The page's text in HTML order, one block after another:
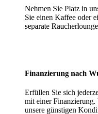
Nehmen Sie Platz in
Sie einen Kaffee oder
separate
Finanzierung nach
Erfüllen Sie sich
mit einer
unsere günstigen